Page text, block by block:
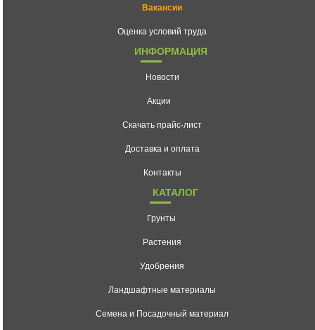
Вакансии
Оценка условий труда
ИНФОРМАЦИЯ
Новости
Акции
Скачать прайс-лист
Доставка и оплата
Контакты
КАТАЛОГ
Грунты
Растения
Удобрения
Ландшафтные материалы
Семена и Посадочный материал